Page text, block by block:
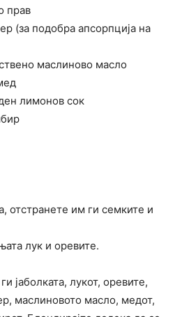
прав
(за подобра апсорпција на
маслиново масло
лимонов сок
отстранете им ги семките и
лук и оревите.
јаболката, лукот, оревите,
маслиновото масло, медот,